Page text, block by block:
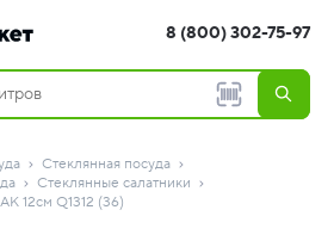
8 (800) 302-75-97
Стеклянная посуда
Стеклянные салатники
12см Q1312 (36)